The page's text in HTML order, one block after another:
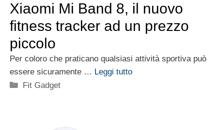
Xiaomi Mi Band 8, il nuovo
fitness tracker ad un prezzo
piccolo
Per coloro che praticano qualsiasi attività sportiva può
essere sicuramente … Leggi tutto
Categorie
Fit Gadget